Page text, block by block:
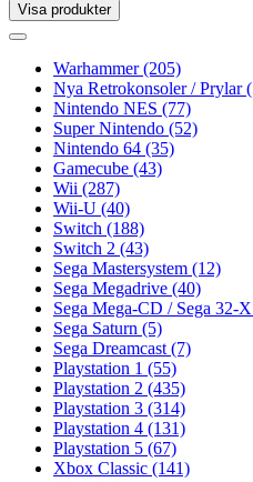
Visa produkter
Toggle
Toggle
navigationWarhammer(205)
Nya Retrokonsoler / Prylar
Nintendo NES (77)
Super Nintendo (52)
Nintendo 64 (35)
Gamecube (43)
Wii (287)
Wii-U (40)
Switch (188)
Switch 2 (43)
Sega Mastersystem (12)
Sega Megadrive (40)
Sega Mega-CD / Sega 32-X
Sega Saturn (5)
Sega Dreamcast (7)
Playstation 1 (55)
Playstation 2 (435)
Playstation 3 (314)
Playstation 4 (131)
Playstation 5 (67)
Xbox Classic (141)